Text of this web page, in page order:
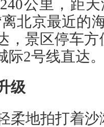
公里，距
北京最近的
，景区停车
2号线直达
级
柔地拍打着